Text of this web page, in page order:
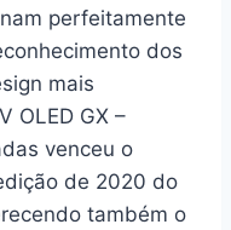
perfeitamente
dos
mais
OLED GX –
venceu o
de 2020 do
também o